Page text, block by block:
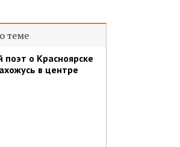
теме
поэт о Красноярске
в центре